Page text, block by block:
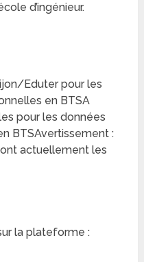
d’ingénieur.
Eduter pour les
en BTSA
pour les données
BTSAvertissement :
actuellement les
la plateforme :